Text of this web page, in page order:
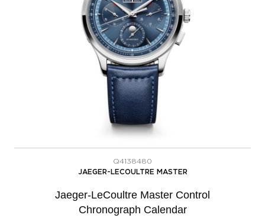
Q4138480
JAEGER-LECOULTRE MASTER
Jaeger-LeCoultre Master Control
Chronograph Calendar